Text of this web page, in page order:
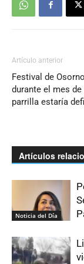
Artículo anterior
Festival de
durante el mes
parrilla estaría
Artículos
Noticia del Día